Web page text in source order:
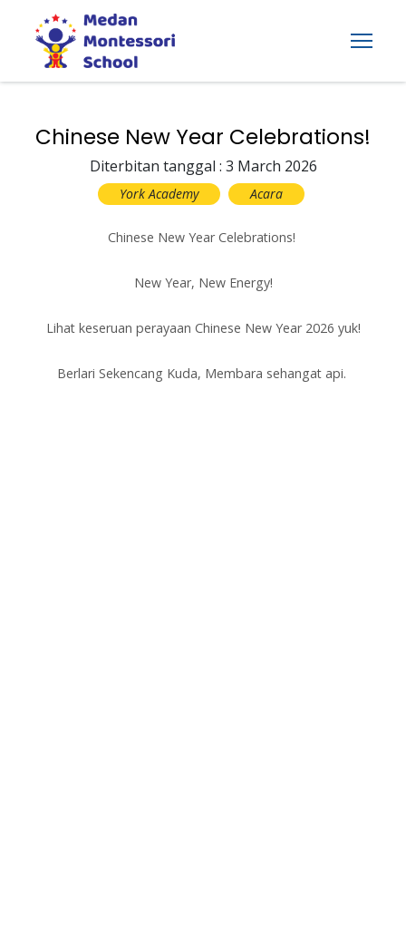
Chinese New Year Celebrations!
Diterbitan tanggal : 3 March 2026
York Academy Acara
Chinese New Year Celebrations!
New Year, New Energy!
Lihat keseruan perayaan Chinese New Year 2026 yuk!
Berlari Sekencang Kuda, Membara sehangat api.